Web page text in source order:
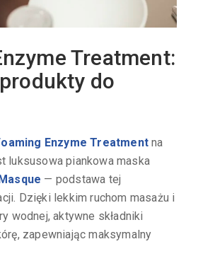
Treatment:
do
Enzyme Treatment na
luksusowa piankowa maska
— podstawa tej
Dzięki lekkim ruchom masażu i
wodnej, aktywne składniki
zapewniając maksymalny